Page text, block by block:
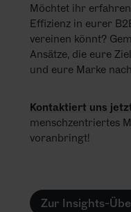
Möchtet ihr
Effizienz in eurer
vereinen könnt?
Ansätze, die eure
und eure Marke
Kontaktiert uns
menschzentriertes
voranbringt!
Zur Insights-